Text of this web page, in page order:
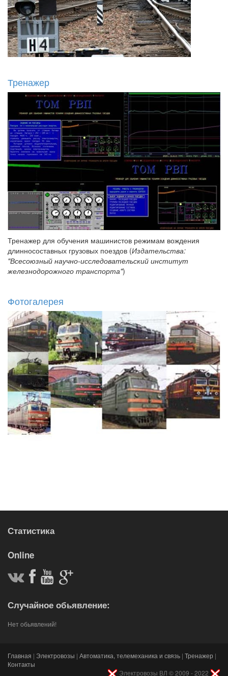
Тренажер
Тренажер для обучения машинистов режимам вождения
длинносоставных грузовых поездов (Издательства:
"Всесоюзный научно-исследовательский институт
железнодорожного транспорта")
Фотогалерея
Статистика
Online
Случайное обьявление:
Нет обьявлений!
Главная | Электровозы | Автоматика, телемеханика и связь | Тренажер |
Контакты
Электровозы ВЛ © 2009 - 2022